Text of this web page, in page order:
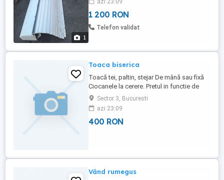
1
azi 23:09
1 200 RON
Telefon validat
Toaca biserica
Toacă tei, paltin, stejar De mână sau fixă
Ciocanele la cerere. Pretul in functie de
dimensiuni.
Sector 3, Bucuresti
azi 23:09
400 RON
Vând rumegus